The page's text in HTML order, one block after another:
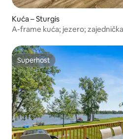
Kuća – Sturgis
A-frame kuća; jezero;
Superhost
Superhost